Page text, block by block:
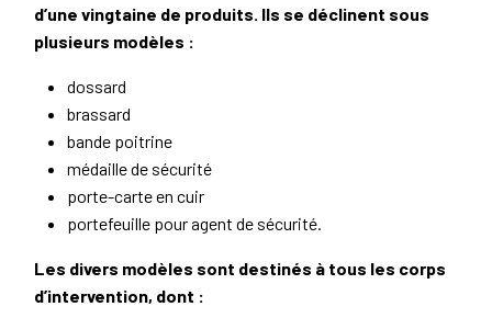
d’une vingtaine de produits. Ils se déclinent sous
plusieurs modèles :
dossard
brassard
bande poitrine
médaille de sécurité
porte-carte en cuir
portefeuille pour agent de sécurité.
Les divers modèles sont destinés à tous les corps
d’intervention, dont :